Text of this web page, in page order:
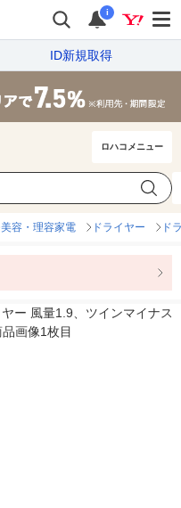
i
ID新規取得
ロハコメニュー
美容・理容家電 ドライヤー ド